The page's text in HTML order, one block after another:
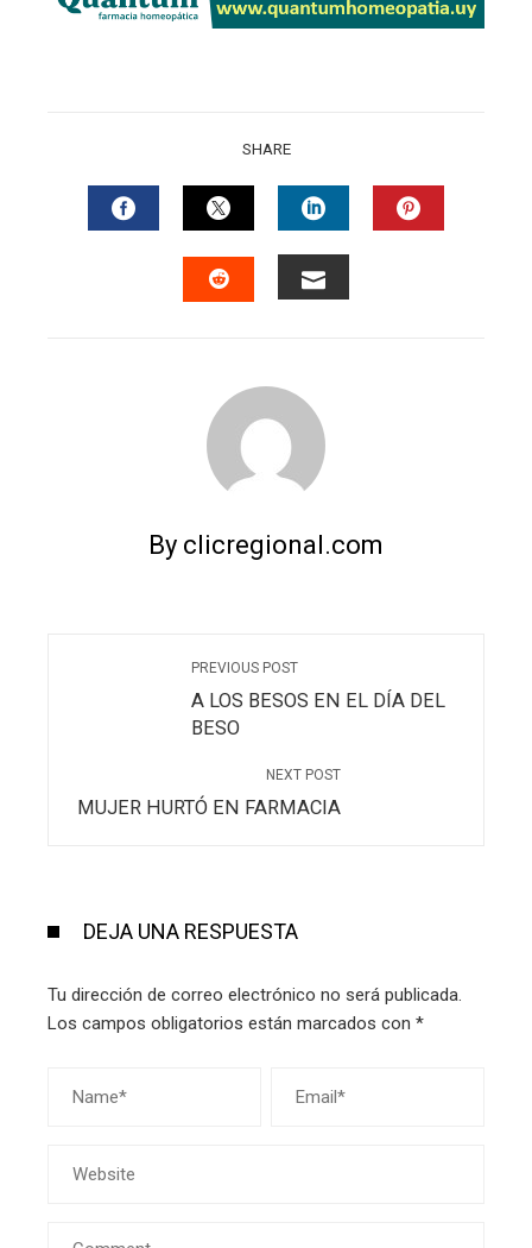
SHARE
FACEBOOKTWITTERLINKEDIN
By clicregional.com
PREVIOUS POST
A LOS BESOS EN EL DÍA DEL
BESO
NEXT POST
MUJER HURTÓ EN FARMACIA
DEJA UNA RESPUESTA
Tu dirección de correo electrónico no será publicada.
Los campos obligatorios están marcados con *